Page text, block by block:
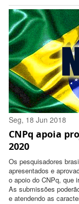
Seg, 18 Jun 2018
16:24:00 -0300
CNPq apoia
2020
Os pesquisadores
apresentados e
o apoio do CNPq, que
As submissões
e atendendo as